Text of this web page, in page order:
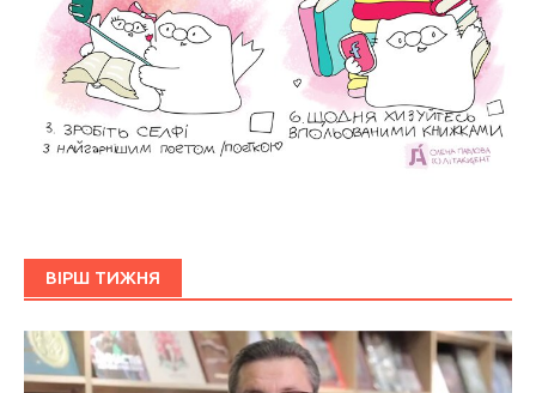
ВІРШ ТИЖНЯ